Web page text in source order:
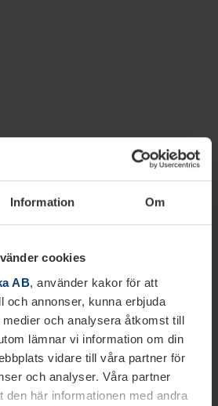
Information Om
cookies
AB, använder kakor för att
och annonser, kunna erbjuda
och analysera åtkomst till
lämnar vi information om din
vidare till våra partner för
och analyser. Våra partner
den här informationen med andra